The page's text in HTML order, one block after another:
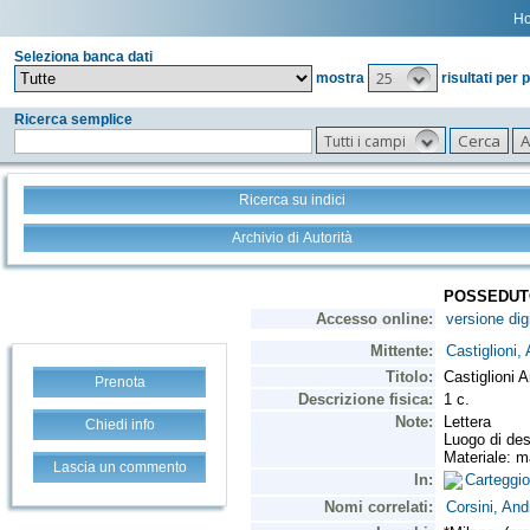
Seleziona banca dati
mostra
25 risultati per
Ricerca semplice
Tutti i campi
Ricerca su indici
Archivio di Autorità
Prenota
Chiedi info
Lascia un commento